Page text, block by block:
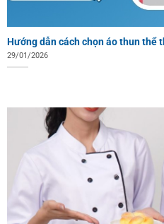
Hướng dẫn cách chọn áo thun thể
29/01/2026